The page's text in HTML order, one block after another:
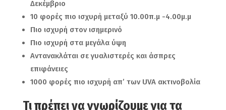
Δεκέμβριο
10 φορές πιο ισχυρή μεταξύ 10.00π.μ -4.00μ.μ
Πιο ισχυρή στον ισημερινό
Πιο ισχυρή στα μεγάλα ύψη
Αντανακλάται σε γυαλιστερές και άσπρες
επιφάνειες
1000 φορές πιο ισχυρή απ’ των UVA ακτινοβολία
Τι πρέπει να γνωρίζουμε για τα